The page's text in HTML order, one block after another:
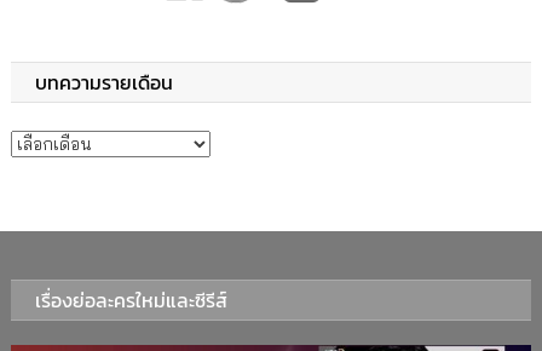
บทความรายเดือน
บทความรายเดือน
เรื่องย่อละครใหม่และซีรีส์